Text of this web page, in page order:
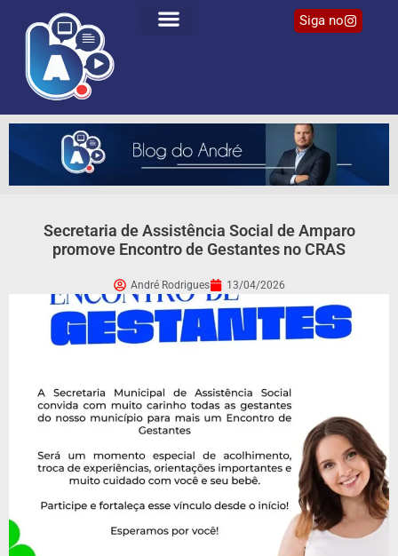
Siga no
Secretaria de Assistência Social de Amparo
promove Encontro de Gestantes no CRAS
André Rodrigues 13/04/2026